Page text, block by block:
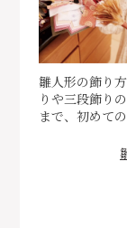
雛人形の飾り
りや三段飾り
まで、初めて